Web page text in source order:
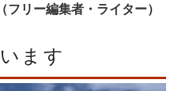
フリー編集者・ライター）
ます